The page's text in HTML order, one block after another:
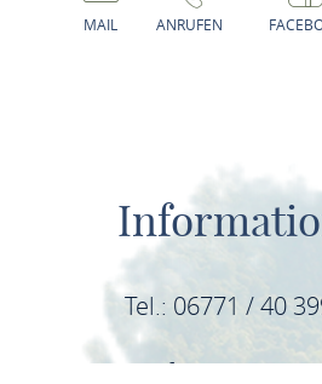
MAIL ANRUFEN
Tel.: 06771 / 40
E-Mail: